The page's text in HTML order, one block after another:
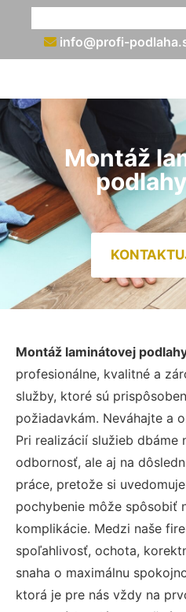
info@profi-
Montáž
Montáž laminátovej
profesionálne, kvalitné a
služby, ktoré sú
požiadavkám. Neváhajte a
Pri realizácií služieb dbáme
odbornosť, ale aj na
práce, pretože si
pochybenie môže spôsobiť
komplikácie. Medzi naše
spoľahlivosť, ochota,
snaha o maximálnu
ktorá je pre nás vždy na